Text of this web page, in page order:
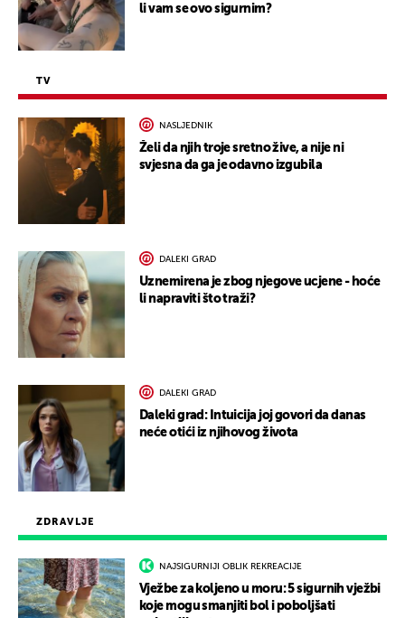
ZDRAVLJE
NAJSIGURNIJI OBLIK REKREACIJE
Vježbe za koljeno u moru: 5 sigurnih vježbi
koje mogu smanjiti bol i poboljšati
li vam se ovo sigurnim?
TV
NASLJEDNIK
Želi da njih troje sretno žive, a nije ni
svjesna da ga je odavno izgubila
DALEKI GRAD
Uznemirena je zbog njegove ucjene - hoće
li napraviti što traži?
DALEKI GRAD
Daleki grad: Intuicija joj govori da danas
neće otići iz njihovog života